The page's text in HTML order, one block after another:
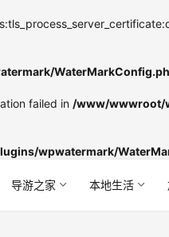
failed in /www/wwwroot/
wpwatermark/
导游之家 本地生活